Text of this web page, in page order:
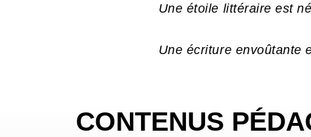
Une étoile littéraire est
Une écriture envoûtante
CONTENUS